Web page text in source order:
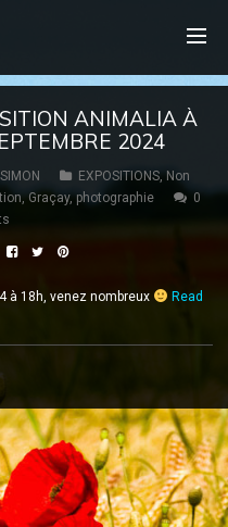
ANIMALIA À
2024
EXPOSITIONS, Non
,Graçay, photographie
0
à 18h, venez nombreux
Read